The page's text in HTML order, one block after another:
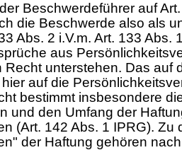
Beschwerdeführer auf
die Beschwerde also als
Abs. 2 i.V.m. Art. 133 Abs.
aus
Recht unterstehen. Das auf
auf die
bestimmt insbesondere
und den Umfang der
(Art. 142 Abs. 1 IPRG). Zu
der Haftung gehören